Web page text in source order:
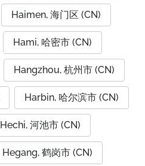
Haimen, 海门区 (CN)
Hami, 哈密市 (CN)
Hangzhou, 杭州市 (CN)
Harbin, 哈尔滨市 (CN)
Hechi, 河池市 (CN)
Hegang, 鹤岗市 (CN)